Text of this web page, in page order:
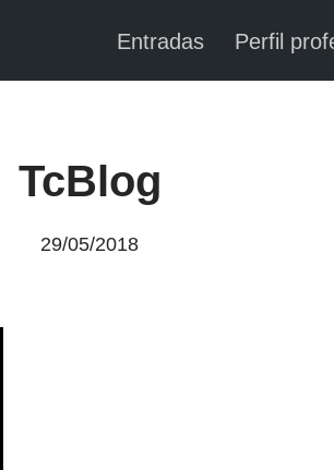
Entradas Perfil
TcBlog
29/05/2018